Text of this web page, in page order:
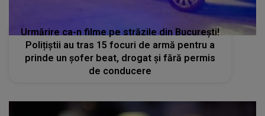
Urmărire ca-n filme pe străzile din București!
Polițiștii au tras 15 focuri de armă pentru a
prinde un șofer beat, drogat și fără permis
de conducere